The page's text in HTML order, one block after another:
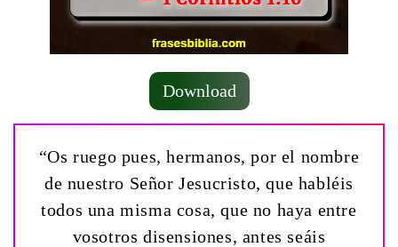
Download
“Os ruego pues, hermanos, por el nombre
de nuestro Señor Jesucristo, que habléis
todos una misma cosa, que no haya entre
vosotros disensiones, antes seáis